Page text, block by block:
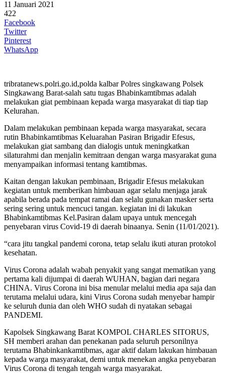
11 Januari 2021
422
Facebook
Twitter
Pinterest
WhatsApp
tribratanews.polri.go.id,polda kalbar Polres singkawang Polsek
Singkawang Barat-salah satu tugas Bhabinkamtibmas adalah
melakukan giat pembinaan kepada warga masyarakat di tiap tiap
Kelurahan.
Dalam melakukan pembinaan kepada warga masyarakat, secara
rutin Bhabinkamtibmas Keluarahan Pasiran Brigadir Efesus,
melakukan giat sambang dan dialogis untuk meningkatkan
silaturahmi dan menjalin kemitraan dengan warga masyarakat guna
menyampaikan informasi tentang kamtibmas.
Kaitan dengan lakukan pembinaan, Brigadir Efesus melakukan
kegiatan untuk memberikan himbauan agar selalu menjaga jarak
apabila berada pada tempat ramai dan selalu gunakan masker serta
sering sering untuk mencuci tangan. kegiatan ini di lakukan
Bhabinkamtibmas Kel.Pasiran dalam upaya untuk mencegah
penyebaran virus Covid-19 di daerah binaanya. Senin (11/01/2021).
“cara jitu tangkal pandemi corona, tetap selalu ikuti aturan protokol
kesehatan.
Virus Corona adalah wabah penyakit yang sangat mematikan yang
pertama kali dijumpai di daerah WUHAN, bagian dari negara
CHINA. Virus Corona ini bisa menular melalui media apa saja dan
terutama melalui udara, kini Virus Corona sudah menyebar hampir
ke seluruh dunia dan oleh WHO sudah di nyatakan sebagai
PANDEMI.
Kapolsek Singkawang Barat KOMPOL CHARLES SITORUS,
SH memberi arahan dan penekanan pada seluruh personilnya
terutama Bhabinkankamtibmas, agar aktif dalam lakukan himbauan
kepada warga masyarakat, demi untuk menekan angka penyebaran
Virus Corona di tengah tengah warga masyarakat.